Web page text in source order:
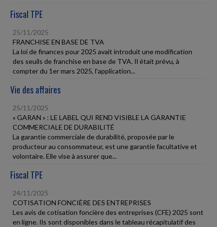
Fiscal TPE
25/11/2025
FRANCHISE EN BASE DE TVA
La loi de finances pour 2025 avait introduit une modification
des seuils de franchise en base de TVA. Il était prévu, à
compter du 1er mars 2025, l'application...
Vie des affaires
25/11/2025
« GARAN » : LE LABEL QUI REND VISIBLE LA GARANTIE
COMMERCIALE DE DURABILITÉ
La garantie commerciale de durabilité, proposée par le
producteur au consommateur, est une garantie facultative et
volontaire. Elle vise à assurer que...
Fiscal TPE
24/11/2025
COTISATION FONCIÈRE DES ENTREPRISES
Les avis de cotisation foncière des entreprises (CFE) 2025 sont
en ligne. Ils sont disponibles dans le tableau récapitulatif des